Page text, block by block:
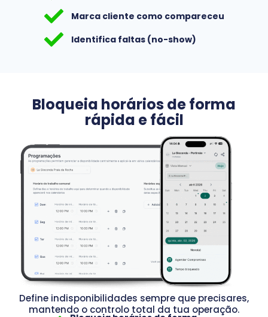
Marca cliente como compareceu
Identifica faltas (no-show)
Bloqueia horários de forma
rápida e fácil
Define indisponibilidades sempre que precisares,
mantendo o controlo total da tua operação.